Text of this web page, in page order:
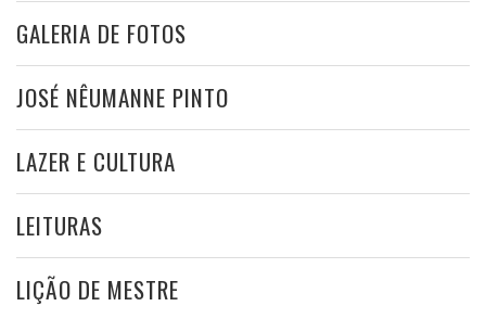
GALERIA DE FOTOS
JOSÉ NÊUMANNE PINTO
LAZER E CULTURA
LEITURAS
LIÇÃO DE MESTRE